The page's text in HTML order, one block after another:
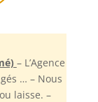
– L’Agence
… – Nous
laisse. –